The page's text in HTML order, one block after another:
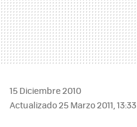
15 Diciembre 2010
Actualizado 25 Marzo 2011, 13:33